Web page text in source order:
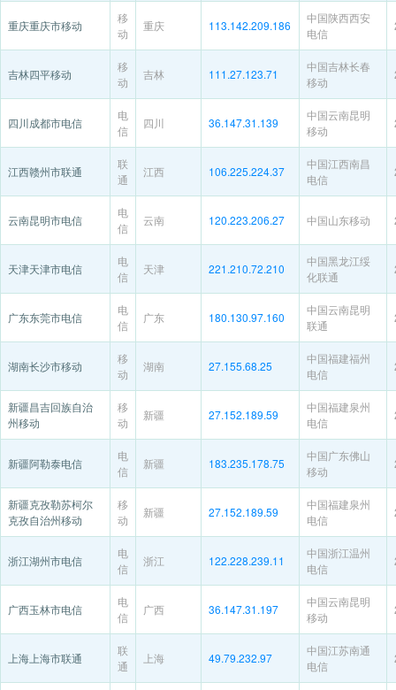
重庆重庆市移动
移
动
重庆 113.142.209.186
中国陕西西安
电信
吉林四平移动
移
动
吉林 111.27.123.71
中国吉林长春
移动
四川成都市电信
电
信
四川 36.147.31.139
中国云南昆明
移动
江西赣州市联通
联
通
江西 106.225.224.37
中国江西南昌
电信
云南昆明市电信
电
信
云南 120.223.206.27 中国山东移动
天津天津市电信
电
信
天津 221.210.72.210
中国黑龙江绥
化联通
广东东莞市电信
电
信
广东 180.130.97.160
中国云南昆明
联通
湖南长沙市移动
移
动
湖南 27.155.68.25
中国福建福州
电信
新疆昌吉回族自治
州移动
移
动
新疆 27.152.189.59
中国福建泉州
电信
新疆阿勒泰电信
电
信
新疆 183.235.178.75
中国广东佛山
移动
新疆克孜勒苏柯尔
克孜自治州移动
移
动
新疆 27.152.189.59
中国福建泉州
电信
浙江湖州市电信
电
信
浙江 122.228.239.11
中国浙江温州
电信
广西玉林市电信
电
信
广西 36.147.31.197
中国云南昆明
移动
上海上海市联通
联
通
上海 49.79.232.97
中国江苏南通
电信